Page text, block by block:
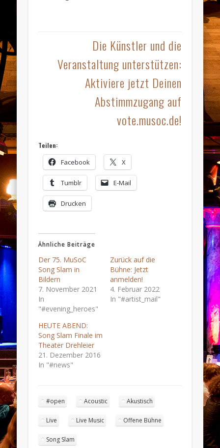
Die Künstler und die
Veranstaltung unterstützen:
Aktiviere jetzt Deinen
Abstimmzugang auf
vote.musoc.de!
Teilen:
Facebook X
Tumblr E-Mail
Drucken
Ähnliche Beiträge
Der 75. MuSoC
Song Slam in
Bildern
7. November 2021
In
"#evening_heroes"
Zurück auf die
Bühne: Jetzt
anmelden!
4. Februar 2022
In "#artist_mail"
HEUTE ABEND:
Song Slam Finale im
Theater Drehleier
21. Dezember 2016
In "#news"
#open Acoustic Akustisch
Live Live Music Offene Bühne
Song Slam